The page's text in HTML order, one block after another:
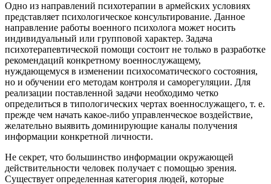
Одно из направлений психотерапии в армейских условиях
представляет психологическое консультирование. Данное
направление работы военного психолога может носить
индивидуальный или групповой характер. Задача
психотерапевтической помощи состоит не только в разработке
рекомендаций конкретному военнослужащему,
нуждающемуся в изменении психосоматического состояния,
но и обучении его методам контроля и саморегуляции. Для
реализации поставленной задачи необходимо четко
определиться в типологических чертах военнослужащего, т. е.
прежде чем начать какое-либо управленческое воздействие,
желательно выявить доминирующие каналы получения
информации конкретной личности.
Не секрет, что большинство информации окружающей
действительности человек получает с помощью зрения.
Существует определенная категория людей, которые